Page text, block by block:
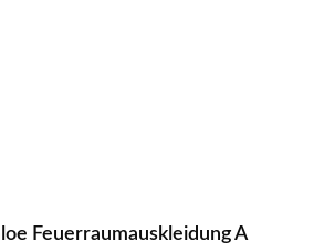
Feuerraumauskleidung A